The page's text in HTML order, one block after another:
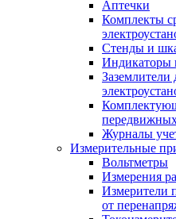
Аптечки
Комплекты
Стенды и
Индикаторы
Журналы
Измерительные
Вольтметры
Измерения
Измерители
от